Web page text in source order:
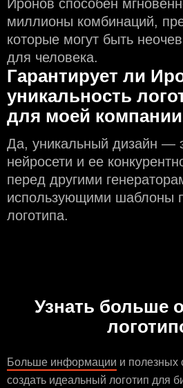
Иронов способен
миллионы комбинаций,
которые могут быть
для человека.
Гарантирует ли
уникальность
для моей
Да, уникальный дизайн —
нейросети и еe
перед другими
использующими шаблоны
логотипа.
Узнать больше
Больше информации и полезных
создать идеальный логотип для